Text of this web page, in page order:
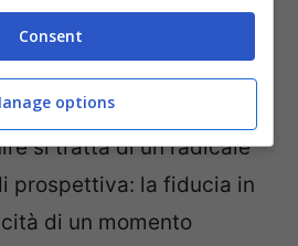
verso il suolo?
si tratta di un radicale
prospettiva: la fiducia in
di un momento
Consent
options